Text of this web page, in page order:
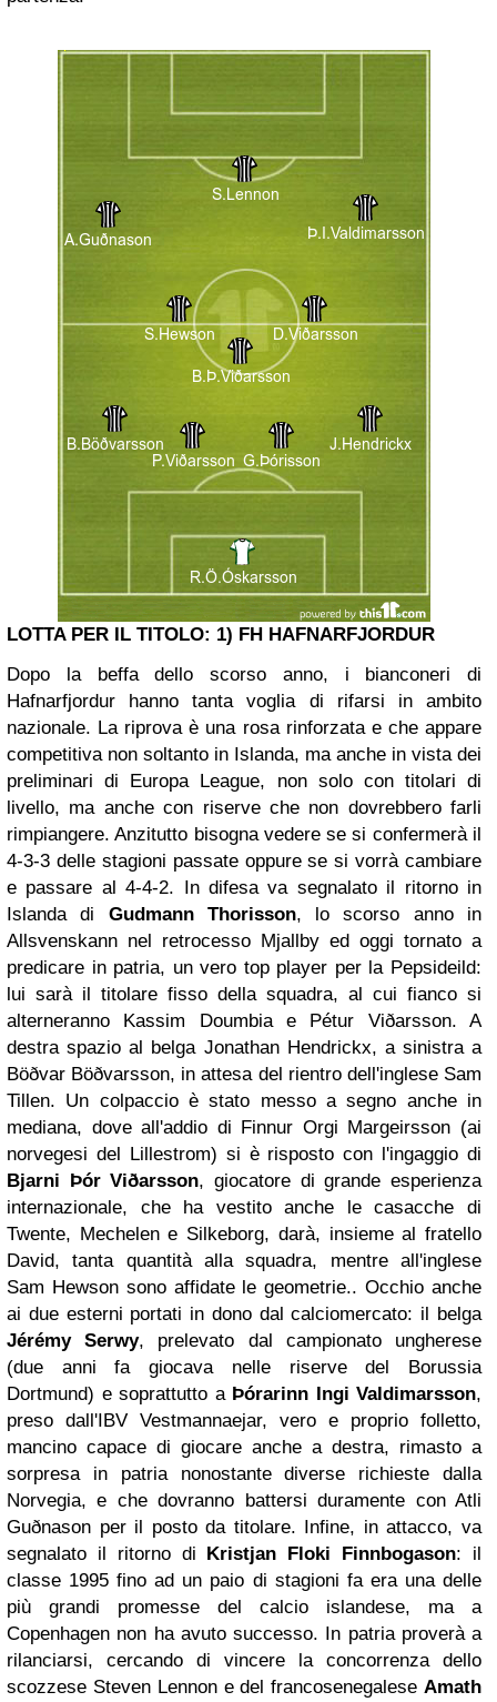
LOTTA PER IL TITOLO: 1) FH HAFNARFJORDUR
Dopo la beffa dello scorso anno, i bianconeri di
Hafnarfjordur hanno tanta voglia di rifarsi in ambito
nazionale. La riprova è una rosa rinforzata e che appare
competitiva non soltanto in Islanda, ma anche in vista dei
preliminari di Europa League, non solo con titolari di
livello, ma anche con riserve che non dovrebbero farli
rimpiangere. Anzitutto bisogna vedere se si confermerà il
4-3-3 delle stagioni passate oppure se si vorrà cambiare
e passare al 4-4-2. In difesa va segnalato il ritorno in
Islanda di Gudmann Thorisson, lo scorso anno in
Allsvenskann nel retrocesso Mjallby ed oggi tornato a
predicare in patria, un vero top player per la Pepsideild:
lui sarà il titolare fisso della squadra, al cui fianco si
alterneranno Kassim Doumbia e Pétur Viðarsson. A
destra spazio al belga Jonathan Hendrickx, a sinistra a
Böðvar Böðvarsson, in attesa del rientro dell'inglese Sam
Tillen. Un colpaccio è stato messo a segno anche in
mediana, dove all'addio di Finnur Orgi Margeirsson (ai
norvegesi del Lillestrom) si è risposto con l'ingaggio di
Bjarni Þór Viðarsson, giocatore di grande esperienza
internazionale, che ha vestito anche le casacche di
Twente, Mechelen e Silkeborg, darà, insieme al fratello
David, tanta quantità alla squadra, mentre all'inglese
Sam Hewson sono affidate le geometrie.. Occhio anche
ai due esterni portati in dono dal calciomercato: il belga
Jérémy Serwy, prelevato dal campionato ungherese
(due anni fa giocava nelle riserve del Borussia
Dortmund) e soprattutto a Þórarinn Ingi Valdimarsson,
preso dall'IBV Vestmannaejar, vero e proprio folletto,
mancino capace di giocare anche a destra, rimasto a
sorpresa in patria nonostante diverse richieste dalla
Norvegia, e che dovranno battersi duramente con Atli
Guðnason per il posto da titolare. Infine, in attacco, va
segnalato il ritorno di Kristjan Floki Finnbogason: il
classe 1995 fino ad un paio di stagioni fa era una delle
più grandi promesse del calcio islandese, ma a
Copenhagen non ha avuto successo. In patria proverà a
rilanciarsi, cercando di vincere la concorrenza dello
scozzese Steven Lennon e del francosenegalese Amath